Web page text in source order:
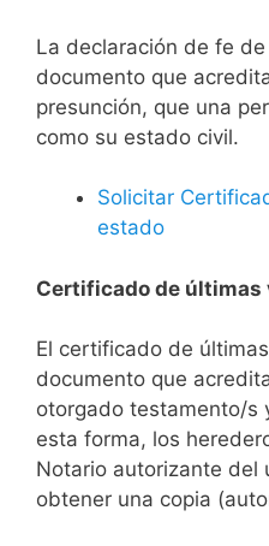
La declaración de fe
documento que
presunción, que una
como su estado civil.
Solicitar
estado
Certificado de últimas
El certificado de
documento que
otorgado testamento/s
esta forma, los
Notario autorizante del
obtener una copia